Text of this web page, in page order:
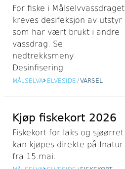
For fiske i Målselvvassdraget
kreves desifeksjon av utstyr
som har vært brukt i andre
vassdrag. Se
nedtrekksmeny
Desinfisering
MÅLSELVA ELVESIDE /VARSEL
Kjøp fiskekort 2026
Fiskekort for laks og sjøørret
kan kjøpes direkte på Inatur
fra 15.mai.